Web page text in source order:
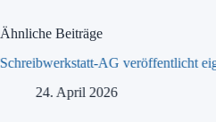
Ähnliche Beiträge
Schreibwerkstatt-AG veröffentlicht
24. April 2026